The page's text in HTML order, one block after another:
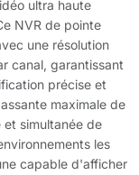
ultra haute
NVR de pointe
une résolution
canal, garantissant
précise et
maximale de
simultanée de
les
capable d'afficher